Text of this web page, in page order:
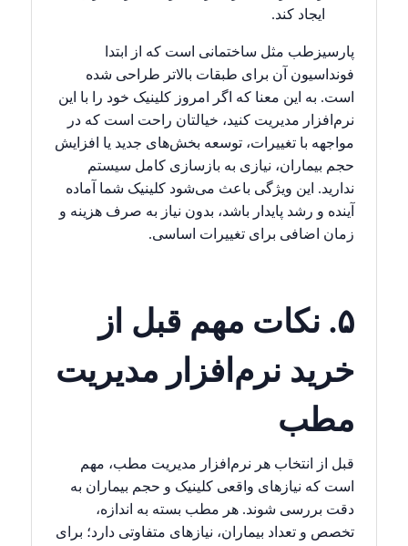
ایجاد کند.
پارسیزطب مثل ساختمانی است که از ابتدا
فونداسیون آن برای طبقات بالاتر طراحی شده
است. به این معنا که اگر امروز کلینیک خود را با این
نرم‌افزار مدیریت کنید، خیالتان راحت است که در
مواجهه با تغییرات، توسعه بخش‌های جدید یا افزایش
حجم بیماران، نیازی به بازسازی کامل سیستم
ندارید. این ویژگی باعث می‌شود کلینیک شما آماده
آینده و رشد پایدار باشد، بدون نیاز به صرف هزینه و
زمان اضافی برای تغییرات اساسی.
۵. نکات مهم قبل از
خرید نرم‌افزار مدیریت
مطب
قبل از انتخاب هر نرم‌افزار مدیریت مطب، مهم
است که نیازهای واقعی کلینیک و حجم بیماران به
دقت بررسی شوند. هر مطب بسته به اندازه،
تخصص و تعداد بیماران، نیازهای متفاوتی دارد؛ برای